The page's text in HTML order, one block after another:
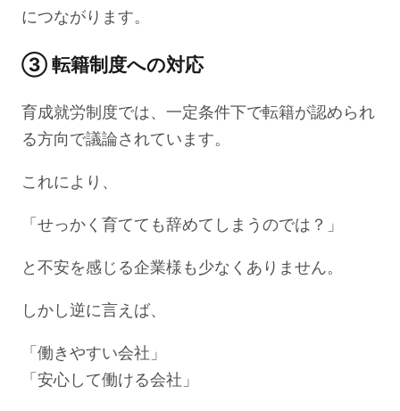
につながります。
③ 転籍制度への対応
育成就労制度では、一定条件下で転籍が認められ
る方向で議論されています。
これにより、
「せっかく育てても辞めてしまうのでは？」
と不安を感じる企業様も少なくありません。
しかし逆に言えば、
「働きやすい会社」
「安心して働ける会社」